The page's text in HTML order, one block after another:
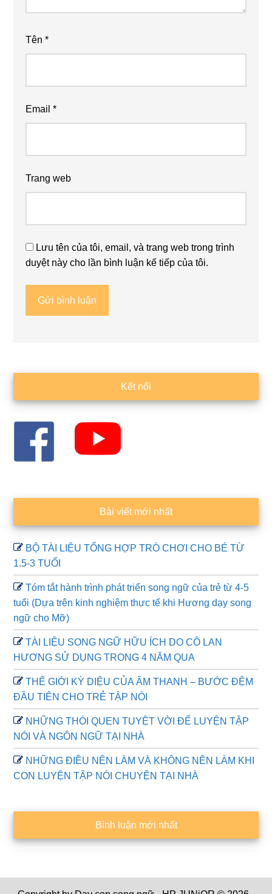
Tên*
Email*
Trang web
Lưu tên của tôi, email, và trang web trong trình
duyệt này cho lần bình luận kế tiếp của tôi.
chính
Kết nối
Bài viết mới nhất
BỘ TÀI LIỆU TỔNG HỢP TRÒ CHƠI CHO BÉ TỪ
1.5-3 TUỔI
Tóm tắt hành trình phát triển song ngữ của trẻ từ 4-5
tuổi (Dựa trên kinh nghiệm thực tế khi Hương dạy song
ngữ cho Mỡ)
TÀI LIỆU SONG NGỮ HỮU ÍCH DO CÔ LAN
HƯƠNG SỬ DỤNG TRONG 4 NĂM QUA
THẾ GIỚI KỲ DIỆU CỦA ÂM THANH – BƯỚC ĐỆM
ĐẦU TIÊN CHO TRẺ TẬP NÓI
NHỮNG THÓI QUEN TUYỆT VỜI ĐỂ LUYỆN TẬP
NÓI VÀ NGÔN NGỮ TẠI NHÀ
NHỮNG ĐIỀU NÊN LÀM VÀ KHÔNG NÊN LÀM KHI
CON LUYỆN TẬP NÓI CHUYỆN TẠI NHÀ
Bình luận mới nhất